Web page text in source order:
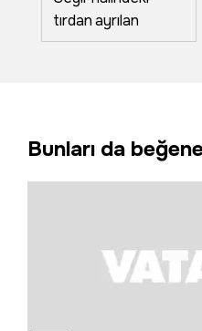
tırdan ayrılan
dorseye otomobil
Bunları da